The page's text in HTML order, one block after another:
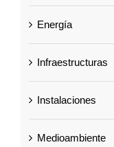
Energía
Infraestructuras
Instalaciones
Medioambiente